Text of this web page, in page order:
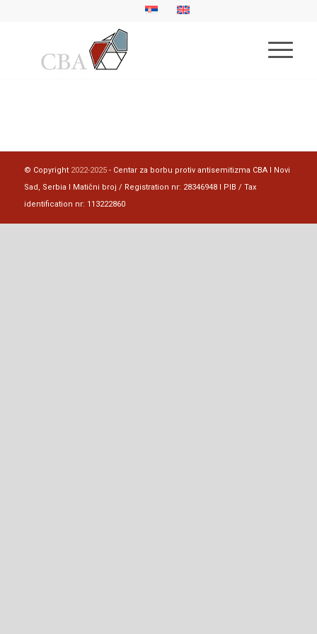
© Copyright 2022-2025- Centar za borbu protiv antisemitizma CBA I Novi
Sad, Serbia I Matični broj / Registration nr: 28346948 I PIB / Tax
identification nr: 113222860